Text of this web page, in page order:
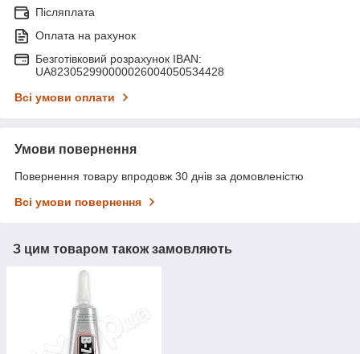
Післяплата
Оплата на рахунок
Безготівковий розрахунок IBAN:
UA823052990000026004050534428
Всі умови оплати
Умови повернення
Повернення товару впродовж 30 днів за домовленістю
Всі умови повернення
З цим товаром також замовляють